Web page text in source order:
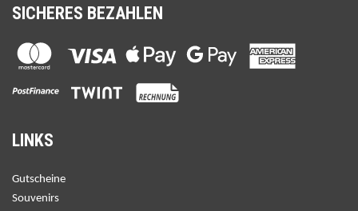
SICHERES BEZAHLEN
LINKS
Gutscheine
Souvenirs